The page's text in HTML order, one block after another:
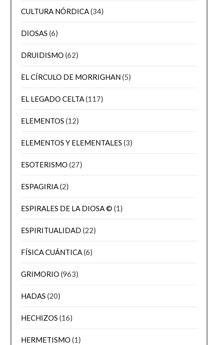
CULTURA NÓRDICA(34)
DIOSAS (6)
DRUIDISMO (62)
EL CÍRCULO DE MORRIGHAN(5)
EL LEGADO CELTA(117)
ELEMENTOS (12)
ELEMENTOS Y ELEMENTALES (3)
ESOTERISMO (27)
ESPAGIRIA(2)
ESPIRALES DE LA DIOSA © (1)
ESPIRITUALIDAD (22)
FÍSICA CUÁNTICA(6)
GRIMORIO (963)
HADAS (20)
HECHIZOS (16)
HERMETISMO (1)